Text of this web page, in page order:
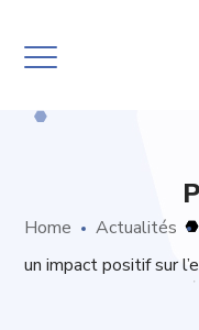
Home Actualités
un impact positif sur